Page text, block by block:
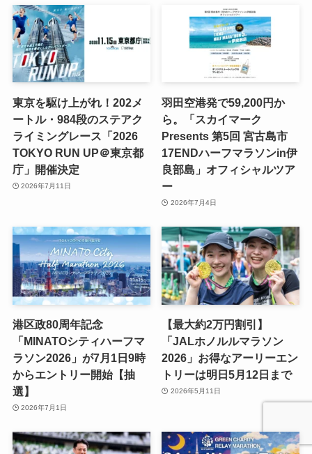
東京を駆け上がれ！202メ
ートル・984段のステアク
ライミングレース「2026
TOKYO RUN UP＠東京都
庁」開催決定
2026年7月11日
羽田空港発で59,200円か
ら。「スカイマーク
Presents 第5回 宮古島市
17ENDハーフマラソンin伊
良部島」オフィシャルツア
ー
2026年7月4日
港区政80周年記念
「MINATOシティハーフマ
ラソン2026」が7月1日9時
からエントリー開始【抽
選】
2026年7月1日
【最大約2万円割引】
「JALホノルルマラソン
2026」お得なアーリーエン
トリーは明日5月12日まで
2026年5月11日